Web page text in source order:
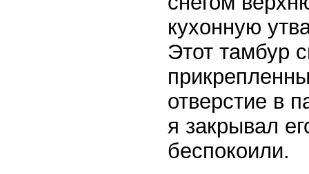
кухонную
Этот тамбур
отверстие в
я закрывал
беспокоили.